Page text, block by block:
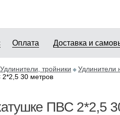
Оплата Доставка и
Удлинители, тройники Удлинители
2*2,5 30 метров
ПВС 2*2,5